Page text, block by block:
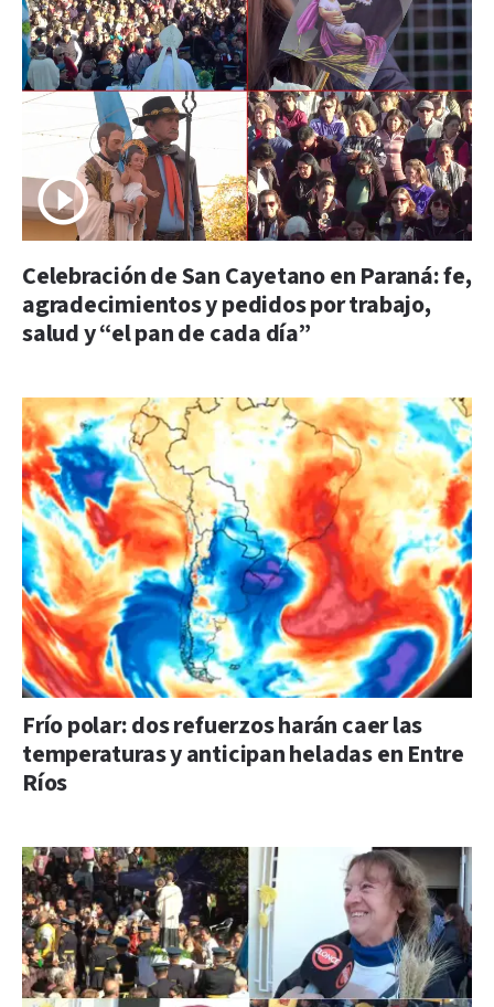
Celebración de San Cayetano en Paraná: fe,
agradecimientos y pedidos por trabajo,
salud y “el pan de cada día”
Frío polar: dos refuerzos harán caer las
temperaturas y anticipan heladas en Entre
Ríos